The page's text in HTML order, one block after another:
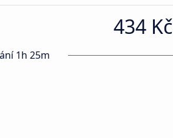
434 Kč
1h 25m